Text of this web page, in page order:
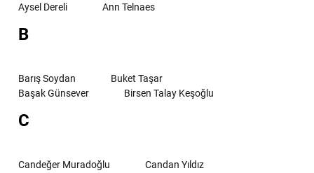
Aysel Dereli
Ann Telnaes
B
Barış Soydan
Buket Taşar
Başak Günsever
Birsen Talay Keşoğlu
C
Candeğer Muradoğlu
Candan Yıldız